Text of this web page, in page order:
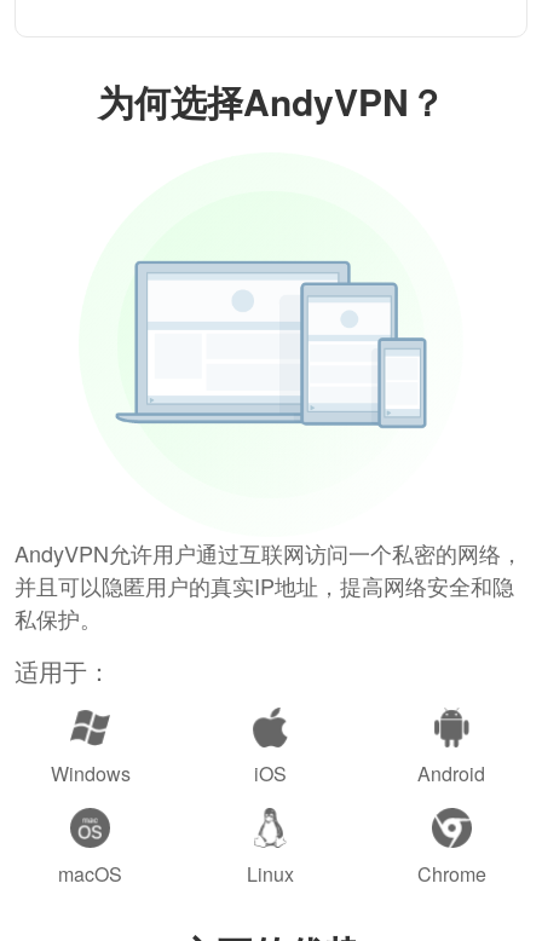
为何选择AndyVPN？
AndyVPN允许用户通过互联网访问一个私密的网络，
并且可以隐匿用户的真实IP地址，提高网络安全和隐
私保护。
适用于：
Windows iOS Android
macOS Linux Chrome